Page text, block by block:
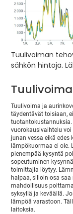
Tuulivoiman
sähkön hintoja.
Tuulivoima ja
täydentävät toisiaan,
vuorokausivaihtelu
junan vessa eikä
lämpökuormaa ei
pienempää kysyntä
sopeutuminen
toimittajia löytyy.
halpaa, silloin osa
mahdollisuus
syksyllä ja keväällä.
lämpöä varastoon.
laitoksia.